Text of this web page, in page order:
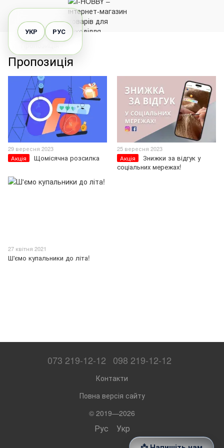
УКР РУС
Пропозиція
29 вересня 2023
Акція
Щомісячна розсилка
25 вересня 2023
Акція
Знижки за відгук у
соціальних мережах!
27 квітня 2021
Ш'ємо купальники до літа!
073 219-12-12 098 219-12-12
Контакти
Повна версія сайту
© 2019—2026
Рус Укр